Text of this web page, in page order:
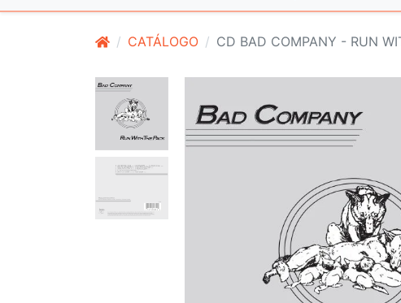
CATÁLOGO CD BAD COMPANY - RUN